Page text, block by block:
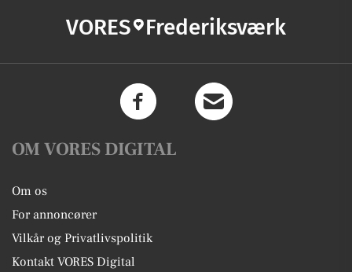
VORES Frederiksværk
OM VORES DIGITAL
Om os
For annoncører
Vilkår og Privatlivspolitik
Kontakt VORES Digital